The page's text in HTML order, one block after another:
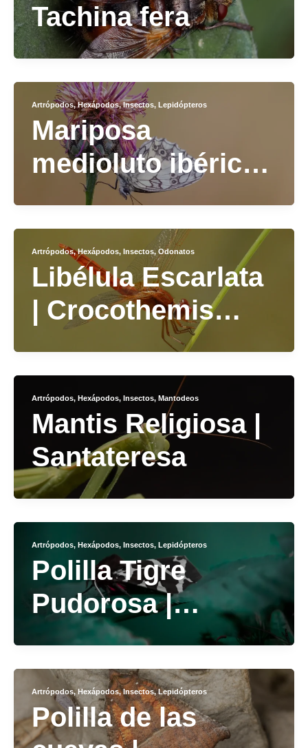
Tachina fera
Artrópodos,Hexápodos,Insectos, Lepidópteros
Mariposa
medioluto ibérica |
Melanargia
lachesis
Artrópodos,Hexápodos, Insectos,Odonatos
Libélula Escarlata
| Crocothemis
Artrópodos, Hexápodos, Insectos, Mantodeos
Mantis Religiosa |
Santateresa
Artrópodos, Hexápodos, Insectos, Lepidópteros
Polilla Tigre
Pudorosa |
Cymbalophora
pudica
Artrópodos,Hexápodos,Insectos,Lepidópteros
Polilla de las